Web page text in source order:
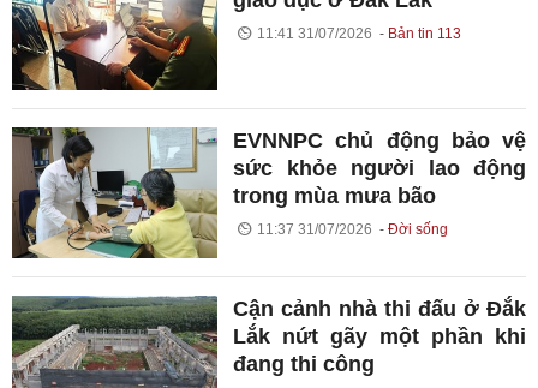
11:41 31/07/2026 Bản tin 113
EVNNPC chủ động bảo vệ
sức khỏe người lao động
trong mùa mưa bão
11:37 31/07/2026 Đời sống
Cận cảnh nhà thi đấu ở Đắk
Lắk nứt gãy một phần khi
đang thi công